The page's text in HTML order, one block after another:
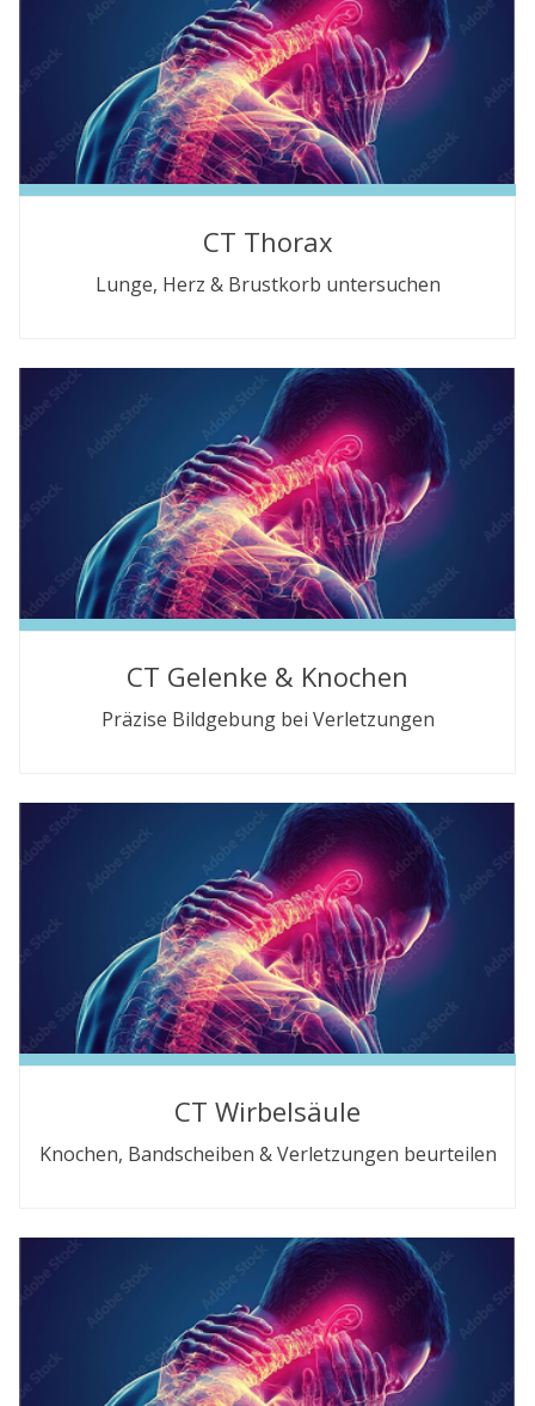
CT Thorax
Lunge, Herz & Brustkorb untersuchen
CT Gelenke & Knochen
Präzise Bildgebung bei Verletzungen
CT Wirbelsäule
Knochen, Bandscheiben & Verletzungen beurteilen